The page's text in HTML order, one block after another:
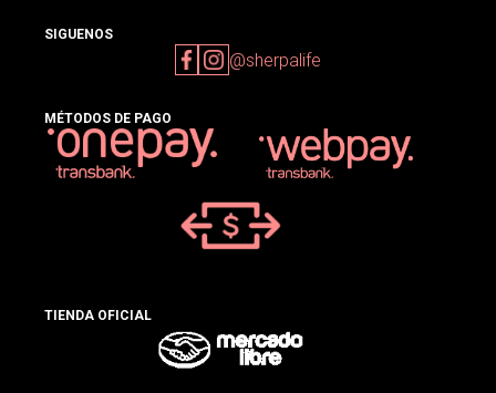
SIGUENOS
@sherpalife
MÉTODOS DE PAGO
TIENDA OFICIAL